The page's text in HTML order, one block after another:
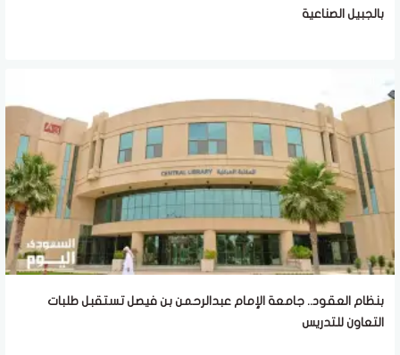
بالجبيل الصناعية
بنظام العقود.. جامعة الإمام عبدالرحمن بن فيصل تستقبل طلبات
التعاون للتدريس